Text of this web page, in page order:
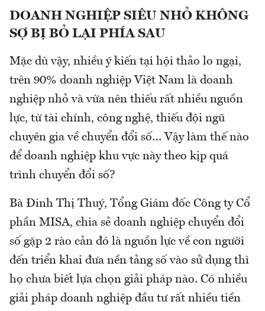
DOANH NGHIỆP SIÊU NHỎ KHÔNG
SỢ BỊ BỎ LẠI PHÍA SAU
Mặc dù vậy, nhiều ý kiến tại hội thảo lo ngại,
trên 90% doanh nghiệp Việt Nam là doanh
nghiệp nhỏ và vừa nên thiếu rất nhiều nguồn
lực, từ tài chính, công nghệ, thiếu đội ngũ
chuyên gia về chuyển đổi số… Vậy làm thế nào
để doanh nghiệp khu vực này theo kịp quá
trình chuyển đổi số?
Bà Đinh Thị Thuý, Tổng Giám đốc Công ty Cổ
phần MISA, chia sẻ doanh nghiệp chuyển đổi
số gặp 2 rào cản đó là nguồn lực về con người
đến triển khai đưa nền tảng số vào sử dụng thì
họ chưa biết lựa chọn giải pháp nào. Có nhiều
giải pháp doanh nghiệp đầu tư rất nhiều tiền